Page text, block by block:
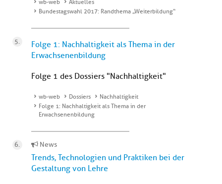
wb-web
Aktuelles
Bundestagswahl 2017: Randthema „Weiterbildung“
Folge 1: Nachhaltigkeit als Thema in der
Erwachsenenbildung
Folge 1 des Dossiers "Nachhaltigkeit"
wb-web Dossiers
Nachhaltigkeit
Folge 1: Nachhaltigkeit als Thema in der
Erwachsenenbildung
News
Trends, Technologien und Praktiken bei der
Gestaltung von Lehre